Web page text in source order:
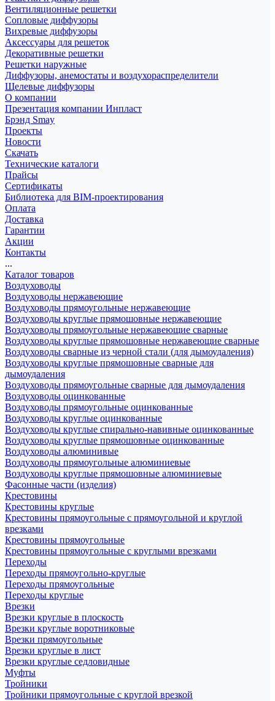
Вентиляционные решетки
Сопловые диффузоры
Вихревые диффузоры
Аксессуары для решеток
Декоративные решетки
Решетки наружные
Диффузоры, анемостаты и воздухораспределители
Щелевые диффузоры
О компании
Презентация компании Инпласт
Брэнд Smay
Проекты
Новости
Скачать
Технические каталоги
Прайсы
Сертификаты
Библиотека для BIM-проектирования
Оплата
Доставка
Гарантии
Акции
Контакты
...
Каталог товаров
Воздуховоды
Воздуховоды нержавеющие
Воздуховоды прямоугольные нержавеющие
Воздуховоды круглые прямошовные нержавеющие
Воздуховоды прямоугольные нержавеющие сварные
Воздуховоды круглые прямошовные нержавеющие сварные
Воздуховоды сварные из черной стали (для дымоудаления)
Воздуховоды круглые прямошовные сварные для
дымоудаления
Воздуховоды прямоугольные сварные для дымоудаления
Воздуховоды оцинкованные
Воздуховоды прямоугольные оцинкованные
Воздуховоды круглые оцинкованные
Воздуховоды круглые спирально-навивные оцинкованные
Воздуховоды круглые прямошовные оцинкованные
Воздуховоды алюминивые
Воздуховоды прямоугольные алюминиевые
Воздуховоды круглые прямошовные алюминиевые
Фасонные части (изделия)
Крестовины
Крестовины круглые
Крестовины прямоугольные с прямоугольной и круглой
врезками
Крестовины прямоугольные
Крестовины прямоугольные с круглыми врезками
Переходы
Переходы прямоугольно-круглые
Переходы прямоугольные
Переходы круглые
Врезки
Врезки круглые в плоскость
Врезки круглые воротниковые
Врезки прямоугольные
Врезки круглые в лист
Врезки круглые седловидные
Муфты
Тройники
Тройники прямоугольные с круглой врезкой